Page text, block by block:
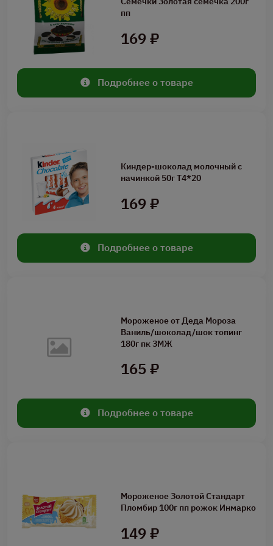
пп
169 ₽
Подробнее о товаре
Киндер-шоколад молочный с
начинкой 50г Т4*20
169 ₽
Подробнее о товаре
Мороженое от Деда Мороза
Ваниль/шоколад/шок топинг
180г пк ЗМЖ
165 ₽
Подробнее о товаре
Мороженое Золотой Стандарт
Пломбир 100г пп рожок Инмарко
149 ₽